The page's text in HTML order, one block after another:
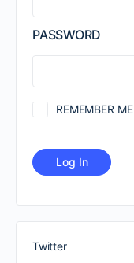
PASSWORD
REMEMBER ME
Twitter